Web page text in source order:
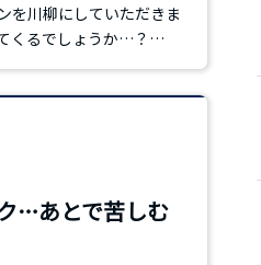
を川柳にしていただきま
くるでしょうか…？…
…あとで苦しむ